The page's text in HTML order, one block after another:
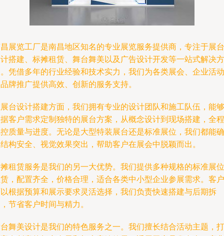
展览工厂是南昌地区知名的专业展览服务提供商，专注于展台
搭建、标摊租赁、舞台舞美以及广告设计开发等一站式解决方
凭借多年的行业经验和技术实力，我们为各类展会、企业活动
牌推广提供高效、创新的服务支持。
台设计搭建方面，我们拥有专业的设计团队和施工队伍，能够
客户需求定制独特的展台方案，从概念设计到现场搭建，全程
质量与进度。无论是大型特装展台还是标准展位，我们都能确
构安全、视觉效果突出，帮助客户在展会中脱颖而出。
租赁服务是我们的另一大优势。我们提供多种规格的标准展位
，配置齐全，价格合理，适合各类中小型企业参展需求。客户
根据预算和展示要求灵活选择，我们负责快速搭建与后期拆
节省客户时间与精力。
舞美设计是我们的特色服务之一。我们擅长结合活动主题，打